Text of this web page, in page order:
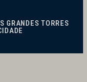
GRANDES TORRES